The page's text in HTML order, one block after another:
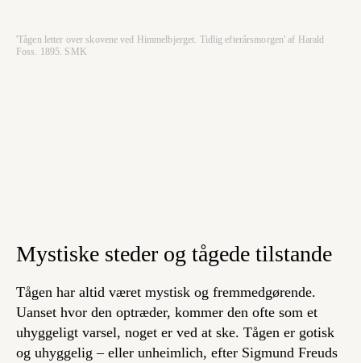
'Tågen letter over skovene ved Himmelbjerget. Tidlig efterårsmorgen' af Harald
Foss. 1895. SMK
Mystiske steder og tågede tilstande
Tågen har altid været mystisk og fremmedgørende.
Uanset hvor den optræder, kommer den ofte som et
uhyggeligt varsel, noget er ved at ske. Tågen er gotisk
og uhyggelig – eller unheimlich, efter Sigmund Freuds